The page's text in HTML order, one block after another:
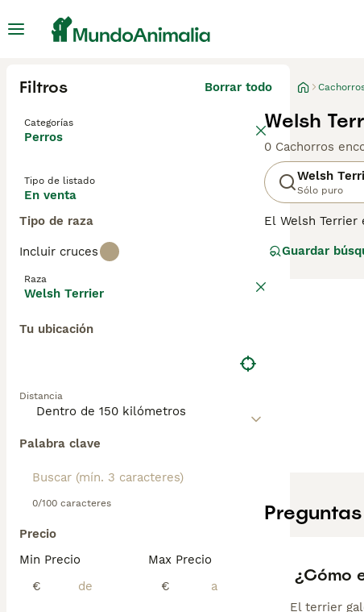
Filtros Borrar todo
Categorías
Perros
Tipo de listado
En venta
Tipo de raza
Incluir cruces
Raza
Welsh Terrier
Tu ubicación
Distancia
Palabra clave
0/100 caracteres
Precio
Min Precio
€
Max Precio
€
Welsh
0 Cachorros
Welsh
Sólo puro
El Welsh Terrier
razas de
Guardar
¿Cómo
El terrier